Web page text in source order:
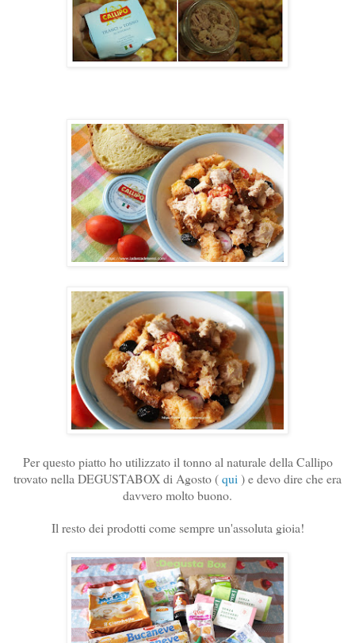
Per questo piatto ho utilizzato il tonno al naturale della Callipo
trovato nella DEGUSTABOX di Agosto (qui) e devo dire che era
davvero molto buono.
Il resto dei prodotti come sempre un'assoluta gioia!